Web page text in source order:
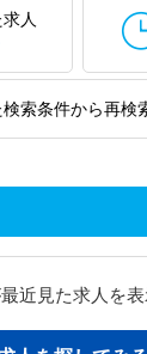
人
索条件から再検
近見た求人を